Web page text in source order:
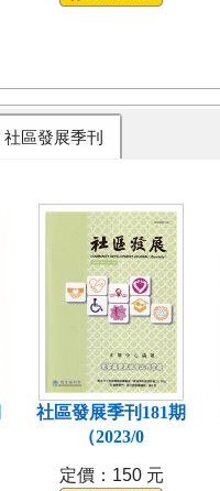
社區發展季刊
社區發展季刊181期
（2023/0
定價：150 元